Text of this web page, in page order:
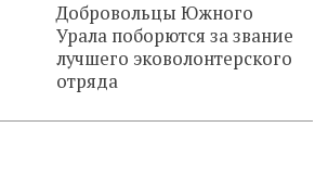
Добровольцы Южного
Урала поборются за звание
лучшего эковолонтерского
отряда